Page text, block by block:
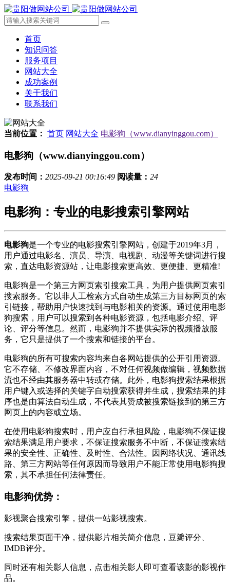
首页
知识问答
服务项目
网站大全
成功案例
关于我们
联系我们
当前位置： 首页 网站大全 电影狗（www.dianyinggou.com）
电影狗（www.dianyinggou.com）
发布时间： 2025-09-21 00:16:49 阅读量： 24
电影狗
电影狗：专业的电影搜索引擎网站
电影狗是一个专业的电影搜索引擎网站，创建于2019年3月，
用户通过电影名、演员、导演、电视剧、动漫等关键词进行搜
索，直达电影资源站，让电影搜索更高效、更便捷、更精准!
电影狗是一个第三方网页索引搜索工具，为用户提供网页索引
搜索服务。它以非人工检索方式自动生成第三方目标网页的索
引链接，帮助用户快速找到与电影相关的资源。通过使用电影
狗搜索，用户可以搜索到各种电影资源，包括电影介绍、评
论、评分等信息。然而，电影狗并不提供实际的视频播放服
务，它只是提供了一个搜索和链接的平台。
电影狗的所有可搜索内容均来自各网站提供的公开引用资源。
它不存储、不修改界面内容，不对任何视频做编辑，视频数据
流也不经由其服务器中转或存储。此外，电影狗搜索结果根据
用户键入或选择的关键字自动搜索获得并生成，搜索结果的排
序也是由算法自动生成，不代表其赞成被搜索链接到的第三方
网页上的内容或立场。
在使用电影狗搜索时，用户应自行承担风险，电影狗不保证搜
索结果满足用户要求，不保证搜索服务不中断，不保证搜索结
果的安全性、正确性、及时性、合法性。因网络状况、通讯线
路、第三方网站等任何原因而导致用户不能正常使用电影狗搜
索，其不承担任何法律责任。
电影狗优势：
影视聚合搜索引擎，提供一站影视搜索。
搜索结果页面干净，提供影片相关简介信息，豆瓣评分、
IMDB评分。
同时还有相关影人信息，点击相关影人即可查看该影的影视作
品。